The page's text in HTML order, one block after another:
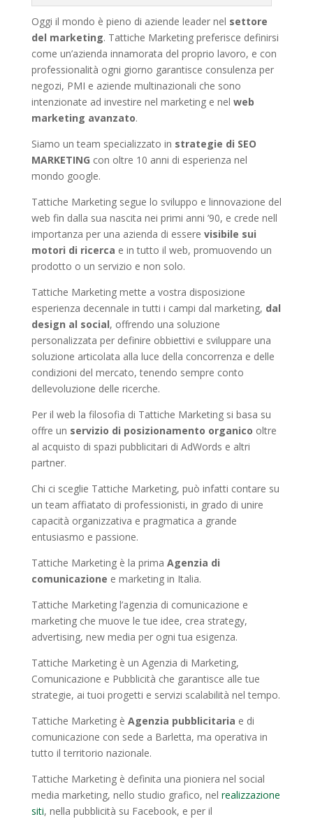
Oggi il mondo è pieno di aziende leader nel settore
del marketing. Tattiche Marketing preferisce definirsi
come un’azienda innamorata del proprio lavoro, e con
professionalità ogni giorno garantisce consulenza per
negozi, PMI e aziende multinazionali che sono
intenzionate ad investire nel marketing e nel web
marketing avanzato.
Siamo un team specializzato in strategie di SEO
MARKETING con oltre 10 anni di esperienza nel
mondo google.
Tattiche Marketing segue lo sviluppo e linnovazione del
web fin dalla sua nascita nei primi anni ’90, e crede nell
importanza per una azienda di essere visibile sui
motori di ricerca e in tutto il web, promuovendo un
prodotto o un servizio e non solo.
Tattiche Marketing mette a vostra disposizione
esperienza decennale in tutti i campi dal marketing, dal
design al social, offrendo una soluzione
personalizzata per definire obbiettivi e sviluppare una
soluzione articolata alla luce della concorrenza e delle
condizioni del mercato, tenendo sempre conto
dellevoluzione delle ricerche.
Per il web la filosofia di Tattiche Marketing si basa su
offre un servizio di posizionamento organico oltre
al acquisto di spazi pubblicitari di AdWords e altri
partner.
Chi ci sceglie Tattiche Marketing, può infatti contare su
un team affiatato di professionisti, in grado di unire
capacità organizzativa e pragmatica a grande
entusiasmo e passione.
Tattiche Marketing è la prima Agenzia di
comunicazione e marketing in Italia.
Tattiche Marketing l’agenzia di comunicazione e
marketing che muove le tue idee, crea strategy,
advertising, new media per ogni tua esigenza.
Tattiche Marketing è un Agenzia di Marketing,
Comunicazione e Pubblicità che garantisce alle tue
strategie, ai tuoi progetti e servizi scalabilità nel tempo.
Tattiche Marketing è Agenzia pubblicitaria e di
comunicazione con sede a Barletta, ma operativa in
tutto il territorio nazionale.
Tattiche Marketing è definita una pioniera nel social
media marketing, nello studio grafico, nel realizzazione
siti, nella pubblicità su Facebook, e per il